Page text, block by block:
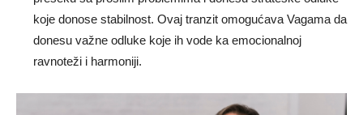
koje donose stabilnost. Ovaj tranzit omogućava Vagama da
donesu važne odluke koje ih vode ka emocionalnoj
ravnoteži i harmoniji.